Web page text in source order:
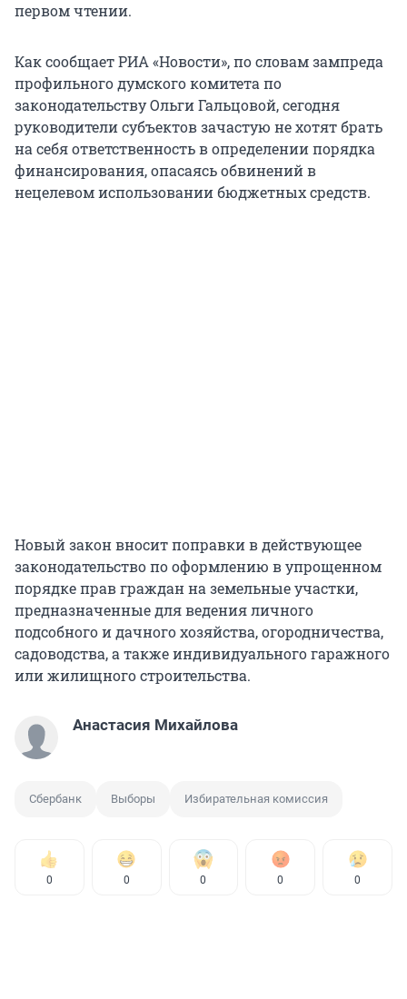
первом чтении.
Как сообщает РИА «Новости», по словам зампреда
профильного думского комитета по
законодательству Ольги Гальцовой, сегодня
руководители субъектов зачастую не хотят брать
на себя ответственность в определении порядка
финансирования, опасаясь обвинений в
нецелевом использовании бюджетных средств.
Новый закон вносит поправки в действующее
законодательство по оформлению в упрощенном
порядке прав граждан на земельные участки,
предназначенные для ведения личного
подсобного и дачного хозяйства, огородничества,
садоводства, а также индивидуального гаражного
или жилищного строительства.
Анастасия Михайлова
Сбербанк Выборы Избирательная комиссия
0 0 0 0 0